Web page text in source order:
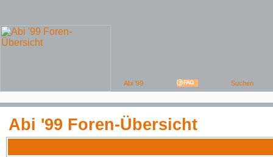
Abi '99 Foren-Übersicht